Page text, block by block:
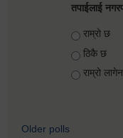
तपाईलाई
Choices
राम्रो छ
ठिकै छ
राम्रो लागेन
Older polls